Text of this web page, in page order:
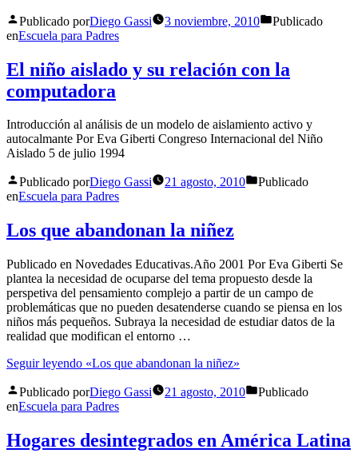
Publicado porDiego Gassi 3 noviembre, 2010
Publicado
enEscuela para Padres
El niño aislado y su relación con la
computadora
Introducción al análisis de un modelo de aislamiento activo y
autocalmante Por Eva Giberti Congreso Internacional del Niño
Aislado 5 de julio 1994
Publicado porDiego Gassi 21 agosto, 2010
Publicado
enEscuela para Padres
Los que abandonan la niñez
Publicado en Novedades Educativas.Año 2001 Por Eva Giberti Se
plantea la necesidad de ocuparse del tema propuesto desde la
perspetiva del pensamiento complejo a partir de un campo de
problemáticas que no pueden desatenderse cuando se piensa en los
niños más pequeños. Subraya la necesidad de estudiar datos de la
realidad que modifican el entorno …
Seguir leyendo «Los que abandonan la niñez»
Publicado porDiego Gassi 21 agosto, 2010
Publicado
enEscuela para Padres
Hogares desintegrados en América Latina